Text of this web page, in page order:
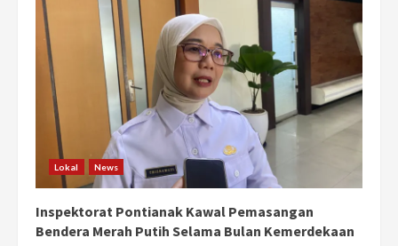
Lokal News
Inspektorat Pontianak Kawal Pemasangan
Bendera Merah Putih Selama Bulan Kemerdekaan